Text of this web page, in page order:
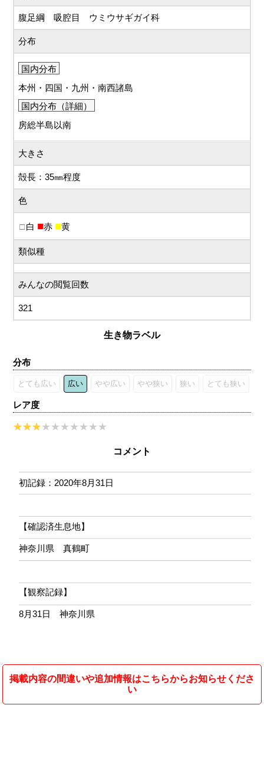
腹足綱 吸腔目 ウミウサギガイ科
分布
国内分布
本州・四国・九州・南西諸島
国内分布（詳細）
房総半島以南
大きさ
殻長：35㎜程度
色
白 赤 黄
類似種
みんなの閲覧回数
321
生き物ラベル
分布
とても広い 広い やや広い やや狭い 狭い とても狭い
レア度
コメント
初記録：2020年8月31日
【確認済生息地】
神奈川県 真鶴町
【観察記録】
8月31日 神奈川県
掲載内容の間違いや追加情報はこちらからお知らせくださ
い